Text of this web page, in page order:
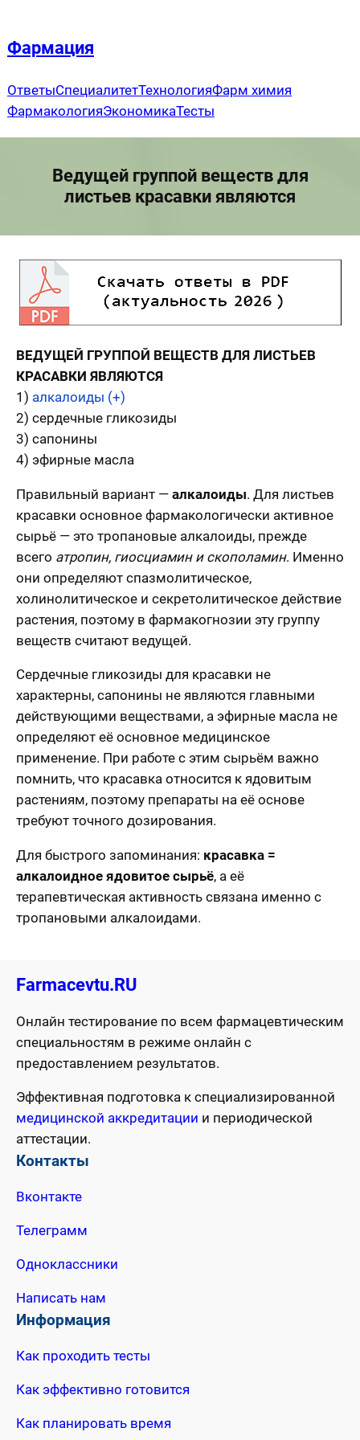
содержимому
Фармация
ОтветыСпециалитетТехнологияФарм химия
ФармакологияЭкономикаТесты
Ведущей группой веществ для
листьев красавки являются
ВЕДУЩЕЙ ГРУППОЙ ВЕЩЕСТВ ДЛЯ ЛИСТЬЕВ
КРАСАВКИ ЯВЛЯЮТСЯ
1) алкалоиды (+)
2) сердечные гликозиды
3) сапонины
4) эфирные масла
Правильный вариант — алкалоиды. Для листьев
красавки основное фармакологически активное
сырьё — это тропановые алкалоиды, прежде
всего атропин, гиосциамин и скополамин. Именно
они определяют спазмолитическое,
холинолитическое и секретолитическое действие
растения, поэтому в фармакогнозии эту группу
веществ считают ведущей.
Сердечные гликозиды для красавки не
характерны, сапонины не являются главными
действующими веществами, а эфирные масла не
определяют её основное медицинское
применение. При работе с этим сырьём важно
помнить, что красавка относится к ядовитым
растениям, поэтому препараты на её основе
требуют точного дозирования.
Для быстрого запоминания: красавка =
алкалоидное ядовитое сырьё, а её
терапевтическая активность связана именно с
тропановыми алкалоидами.
Farmacevtu.RU
Онлайн тестирование по всем фармацевтическим
специальностям в режиме онлайн с
предоставлением результатов.
Эффективная подготовка к специализированной
медицинской аккредитации и периодической
аттестации.
Контакты
Вконтакте
Телеграмм
Одноклассники
Написать нам
Информация
Как проходить тесты
Как эффективно готовится
Как планировать время